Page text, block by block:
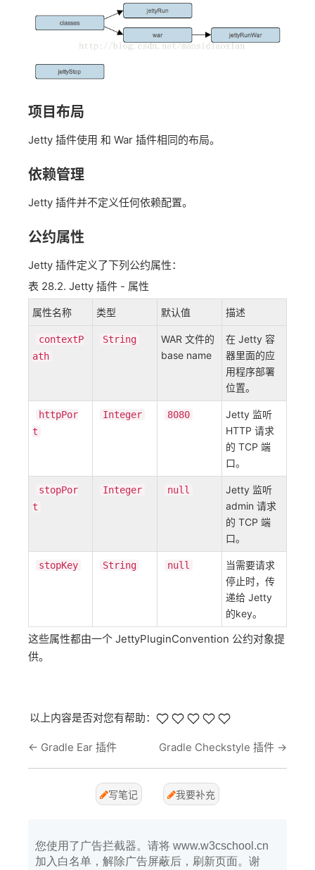
项目布局
Jetty 插件使用 和 War 插件相同的布局。
依赖管理
Jetty 插件并不定义任何依赖配置。
公约属性
Jetty 插件定义了下列公约属性：
表 28.2. Jetty 插件 - 属性
属性名称 类型 默认值 描述
contextP
ath
String
WAR 文件的
base name
在 Jetty 容
器里面的应
用程序部署
位置。
httpPor
t
Integer 8080
Jetty 监听
HTTP 请求
的 TCP 端
口。
stopPor
t
Integer null
Jetty 监听
admin 请求
的 TCP 端
口。
stopKey String null
当需要请求
停止时，传
递给 Jetty
的key。
这些属性都由一个 JettyPluginConvention 公约对象提
供。
以上内容是否对您有帮助：
← Gradle Ear 插件 Gradle Checkstyle 插件 →
写笔记 我要补充
您使用了广告拦截器。请将 www.w3cschool.cn
加入白名单，解除广告屏蔽后，刷新页面。谢